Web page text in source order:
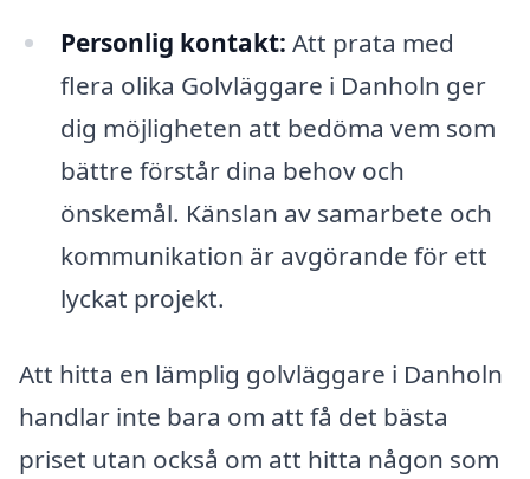
Personlig kontakt: Att prata med
flera olika Golvläggare i Danholn ger
dig möjligheten att bedöma vem som
bättre förstår dina behov och
önskemål. Känslan av samarbete och
kommunikation är avgörande för ett
lyckat projekt.
Att hitta en lämplig golvläggare i Danholn
handlar inte bara om att få det bästa
priset utan också om att hitta någon som